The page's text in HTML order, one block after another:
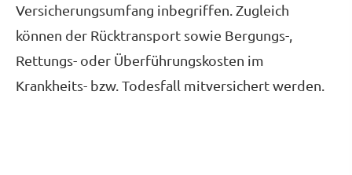
Versicherungsumfang inbegriffen. Zugleich
können der Rücktransport sowie Bergungs-,
Rettungs- oder Überführungskosten im
Krankheits- bzw. Todesfall mitversichert werden.